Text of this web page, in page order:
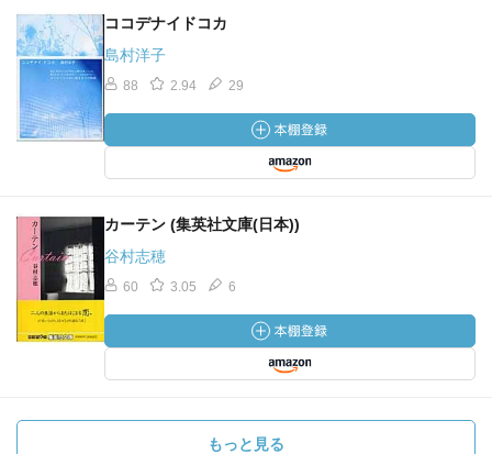
ココデナイドコカ
島村洋子
88 2.94 29
カーテン (集英社文庫(日本))
谷村志穂
60 3.05 6
もっと見る